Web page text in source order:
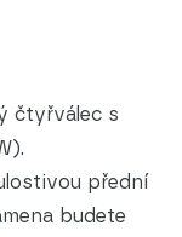
čtyřválec s
přední
budete